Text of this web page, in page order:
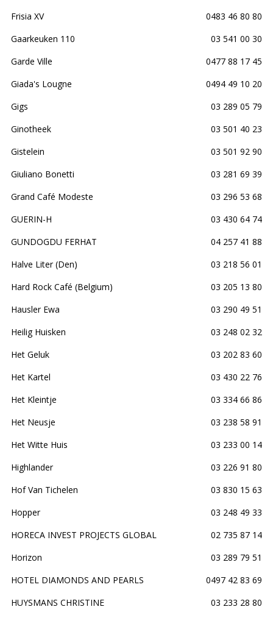
Frisia XV
0483 46 80 80
Gaarkeuken 110
03 541 00 30
Garde Ville
0477 88 17 45
Giada's Lougne
0494 49 10 20
Gigs
03 289 05 79
Ginotheek
03 501 40 23
Gistelein
03 501 92 90
Giuliano Bonetti
03 281 69 39
Grand Café Modeste
03 296 53 68
GUERIN-H
03 430 64 74
GUNDOGDU FERHAT
04 257 41 88
Halve Liter (Den)
03 218 56 01
Hard Rock Café (Belgium)
03 205 13 80
Hausler Ewa
03 290 49 51
Heilig Huisken
03 248 02 32
Het Geluk
03 202 83 60
Het Kartel
03 430 22 76
Het Kleintje
03 334 66 86
Het Neusje
03 238 58 91
Het Witte Huis
03 233 00 14
Highlander
03 226 91 80
Hof Van Tichelen
03 830 15 63
Hopper
03 248 49 33
HORECA INVEST PROJECTS GLOBAL
02 735 87 14
Horizon
03 289 79 51
HOTEL DIAMONDS AND PEARLS
0497 42 83 69
HUYSMANS CHRISTINE
03 233 28 80